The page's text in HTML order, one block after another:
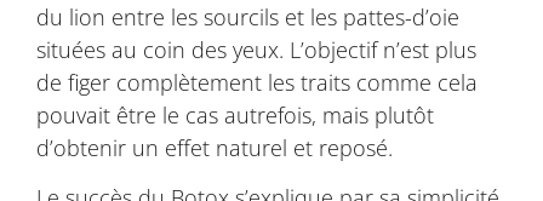
du lion entre les sourcils et les pattes-d’oie
situées au coin des yeux. L’objectif n’est plus
de figer complètement les traits comme cela
pouvait être le cas autrefois, mais plutôt
d’obtenir un effet naturel et reposé.